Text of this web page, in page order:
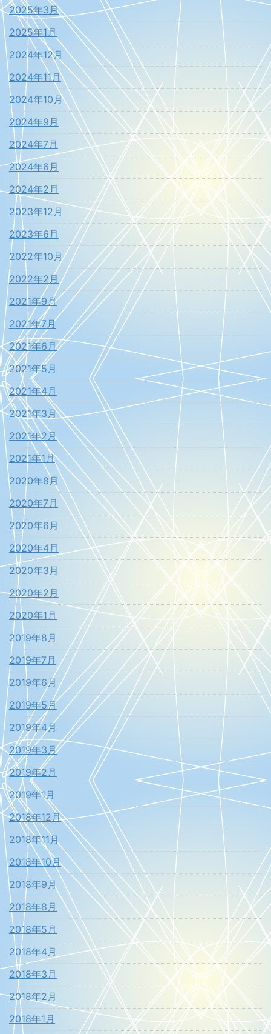
2025年3月
2025年1月
2024年12月
2024年11月
2024年10月
2024年9月
2024年7月
2024年6月
2024年2月
2023年12月
2023年6月
2022年10月
2022年2月
2021年9月
2021年7月
2021年6月
2021年5月
2021年4月
2021年3月
2021年2月
2021年1月
2020年8月
2020年7月
2020年6月
2020年4月
2020年3月
2020年2月
2020年1月
2019年8月
2019年7月
2019年6月
2019年5月
2019年4月
2019年3月
2019年2月
2019年1月
2018年12月
2018年11月
2018年10月
2018年9月
2018年8月
2018年5月
2018年4月
2018年3月
2018年2月
2018年1月